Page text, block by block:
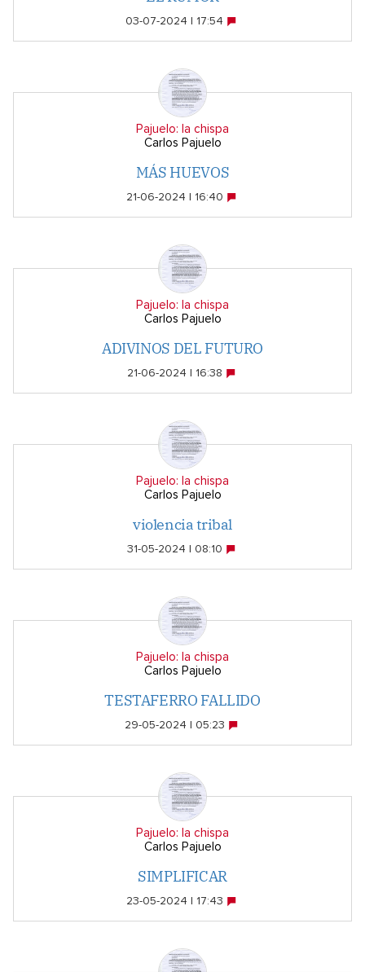
03-07-2024 | 17:54
Pajuelo: la chispa
Carlos Pajuelo
MÁS HUEVOS
21-06-2024 | 16:40
Pajuelo: la chispa
Carlos Pajuelo
ADIVINOS DEL FUTURO
21-06-2024 | 16:38
Pajuelo: la chispa
Carlos Pajuelo
violencia tribal
31-05-2024 | 08:10
Pajuelo: la chispa
Carlos Pajuelo
TESTAFERRO FALLIDO
29-05-2024 | 05:23
Pajuelo: la chispa
Carlos Pajuelo
SIMPLIFICAR
23-05-2024 | 17:43